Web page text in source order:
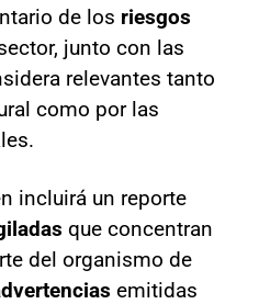
de los riesgos
junto con las
relevantes tanto
como por las
incluirá un reporte
que concentran
del organismo de
emitidas